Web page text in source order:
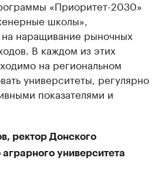
«Приоритет-2030»
школы»,
наращивание рыночных
В каждом из этих
на региональном
университеты, регулярно
показателями и
ректор Донского
аграрного университета